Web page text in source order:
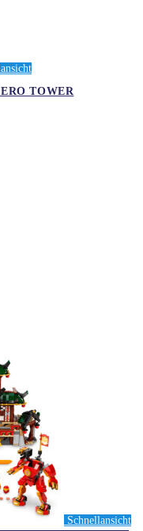
TOWER
Schnellansicht